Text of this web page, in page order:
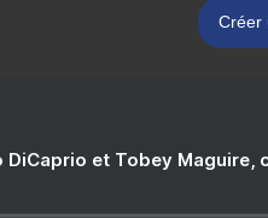
Créer
DiCaprio et Tobey